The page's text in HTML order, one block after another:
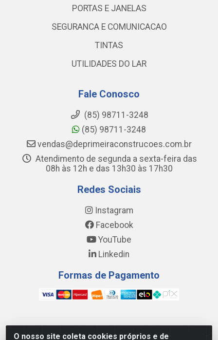
O nosso site coleta cookies próprios e de
PORTAS E JANELAS
SEGURANCA E COMUNICACAO
TINTAS
UTILIDADES DO LAR
Fale Conosco
(85) 98711-3248
(85) 98711-3248
vendas@deprimeiraconstrucoes.com.br
Atendimento de segunda a sexta-feira das
08h às 12h e das 13h30 às 17h30
Redes Sociais
Instagram
Facebook
YouTube
Linkedin
Formas de Pagamento
WING DISTRIBUIDORA COMÉRCIO E LOGÍSTICA DE